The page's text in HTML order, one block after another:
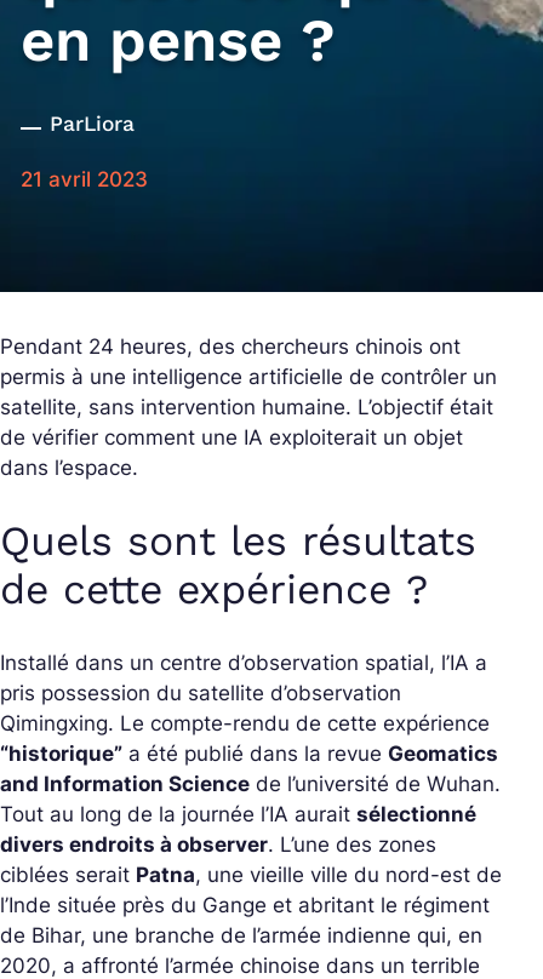
en pense ?
ParLiora
21 avril 2023
Pendant 24 heures, des chercheurs chinois ont
permis à une intelligence artificielle de contrôler un
satellite, sans intervention humaine. L’objectif était
de vérifier comment une IA exploiterait un objet
dans l’espace.
Quels sont les résultats
de cette expérience ?
Installé dans un centre d’observation spatial, l’IA a
pris possession du satellite d’observation
Qimingxing. Le compte-rendu de cette expérience
“historique” a été publié dans la revue Geomatics
and Information Science de l’université de Wuhan.
Tout au long de la journée l’IA aurait sélectionné
divers endroits à observer. L’une des zones
ciblées serait Patna, une vieille ville du nord-est de
l’Inde située près du Gange et abritant le régiment
de Bihar, une branche de l’armée indienne qui, en
2020, a affronté l’armée chinoise dans un terrible